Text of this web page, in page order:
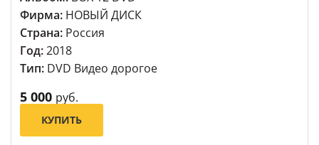
Фирма: НОВЫЙ ДИСК
Страна: Россия
Год:2018
Тип: DVD Видео дорогое
5 000 руб.
КУПИТЬ